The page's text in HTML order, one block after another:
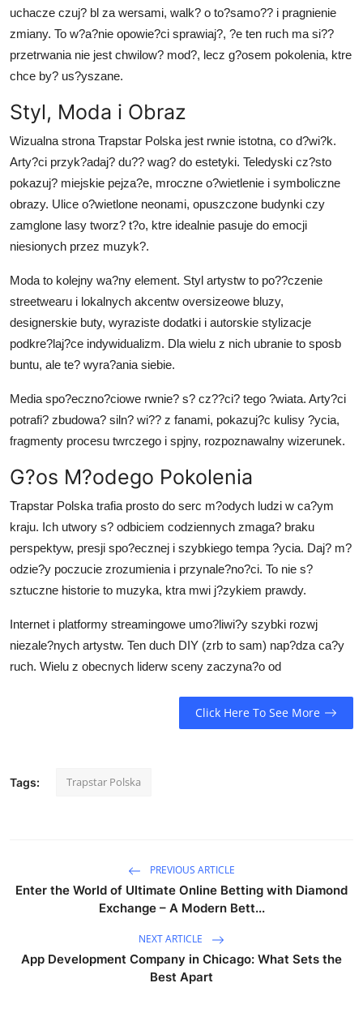
uchacze czuj? bl za wersami, walk? o to?samo?? i pragnienie
zmiany. To w?a?nie opowie?ci sprawiaj?, ?e ten ruch ma si??
przetrwania nie jest chwilow? mod?, lecz g?osem pokolenia, ktre
chce by? us?yszane.
Styl, Moda i Obraz
Wizualna strona Trapstar Polska jest rwnie istotna, co d?wi?k.
Arty?ci przyk?adaj? du?? wag? do estetyki. Teledyski cz?sto
pokazuj? miejskie pejza?e, mroczne o?wietlenie i symboliczne
obrazy. Ulice o?wietlone neonami, opuszczone budynki czy
zamglone lasy tworz? t?o, ktre idealnie pasuje do emocji
niesionych przez muzyk?.
Moda to kolejny wa?ny element. Styl artystw to po??czenie
streetwearu i lokalnych akcentw oversizeowe bluzy,
designerskie buty, wyraziste dodatki i autorskie stylizacje
podkre?laj?ce indywidualizm. Dla wielu z nich ubranie to sposb
buntu, ale te? wyra?ania siebie.
Media spo?eczno?ciowe rwnie? s? cz??ci? tego ?wiata. Arty?ci
potrafi? zbudowa? siln? wi?? z fanami, pokazuj?c kulisy ?ycia,
fragmenty procesu twrczego i spjny, rozpoznawalny wizerunek.
G?os M?odego Pokolenia
Trapstar Polska trafia prosto do serc m?odych ludzi w ca?ym
kraju. Ich utwory s? odbiciem codziennych zmaga? braku
perspektyw, presji spo?ecznej i szybkiego tempa ?ycia. Daj? m?
odzie?y poczucie zrozumienia i przynale?no?ci. To nie s?
sztuczne historie to muzyka, ktra mwi j?zykiem prawdy.
Internet i platformy streamingowe umo?liwi?y szybki rozwj
niezale?nych artystw. Ten duch DIY (zrb to sam) nap?dza ca?y
ruch. Wielu z obecnych liderw sceny zaczyna?o od
Click Here To See More
Tags: Trapstar Polska
PREVIOUS ARTICLE
Enter the World of Ultimate Online Betting with Diamond
Exchange – A Modern Bett...
NEXT ARTICLE
App Development Company in Chicago: What Sets the
Best Apart